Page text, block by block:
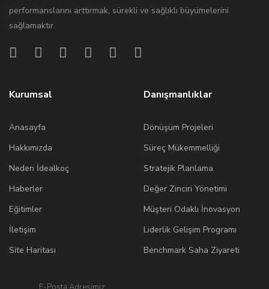
performanslarını arttırmak, sürekli ve sağlıklı büyümelerini
sağlamaktır.
Kurumsal
Anasayfa
Hakkımızda
Neden İdealkoç
Haberler
Eğitimler
İletişim
Site Haritası
Danışmanlıklar
Dönüşüm Projeleri
Süreç Mükemmelliği
Stratejik Planlama
Değer Zinciri Yönetimi
Müşteri Odaklı İnovasyon
Liderlik Gelişim Programı
Benchmark Saha Ziyareti